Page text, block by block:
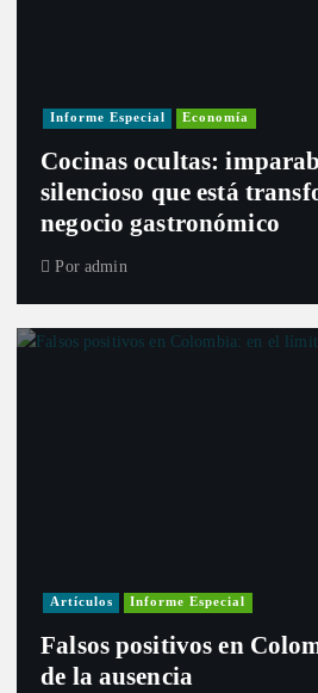
Informe Especial Economía
Cocinas ocultas:
silencioso que está
negocio gastronómico
Por admin
Artículos Informe Especial
Falsos positivos en
de la ausencia